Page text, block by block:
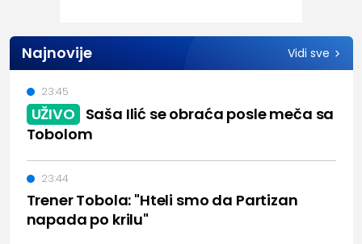
Najnovije Vidi sve
UŽIVO Saša Ilić se obraća posle meča sa
Tobolom
23:45
Trener Tobola: "Hteli smo da Partizan
napada po krilu"
23:44